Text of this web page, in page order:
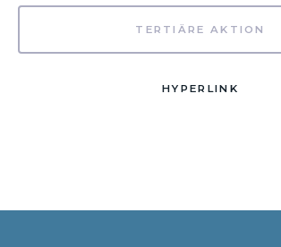
TERTIÄRE AKTION
HYPERLINK